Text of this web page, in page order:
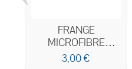
FRANGE
MICROFIBRE
CLASSIC BLEUE
3,00 €